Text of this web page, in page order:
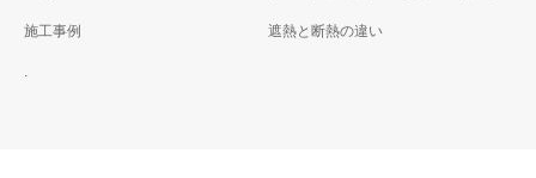
施工事例 遮熱と断熱の違い